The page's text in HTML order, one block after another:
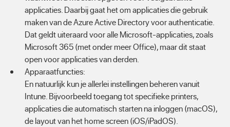
applicaties. Daarbij gaat het om applicaties die gebruik
maken van de Azure Active Directory voor authenticatie.
Dat geldt uiteraard voor alle Microsoft-applicaties, zoals
Microsoft 365 (met onder meer Office), maar dit staat
open voor applicaties van derden.
Apparaatfuncties:
En natuurlijk kun je allerlei instellingen beheren vanuit
Intune. Bijvoorbeeld toegang tot specifieke printers,
applicaties die automatisch starten na inloggen (macOS),
de layout van het home screen (iOS/iPadOS).